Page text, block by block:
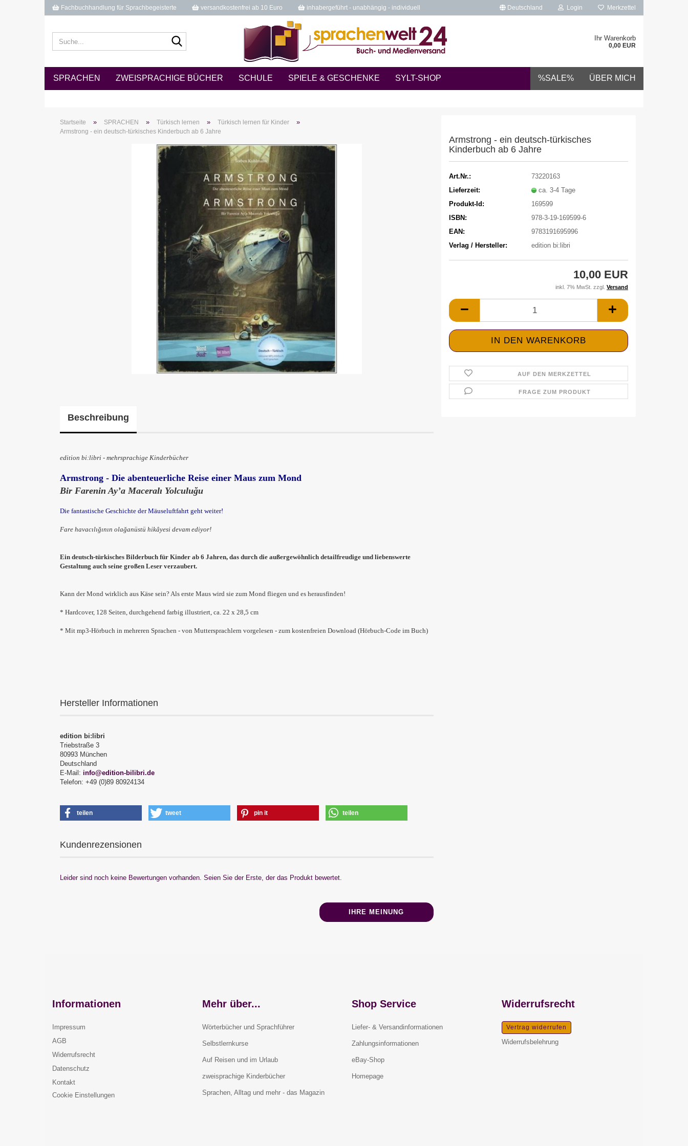
Fachbuchhandlung für Sprachbegeisterte versandkostenfrei ab 10 Euro inhabergeführt - unabhängig - individuell Deutschland Login Merkzettel
Ihr Warenkorb
0,00 EUR
SPRACHEN ZWEISPRACHIGE BÜCHER SCHULE SPIELE & GESCHENKE SYLT-SHOP %SALE% ÜBER MICH
Startseite » SPRACHEN » Türkisch lernen » Türkisch lernen für Kinder »
Armstrong - ein deutsch-türkisches Kinderbuch ab 6 Jahre
Armstrong - ein deutsch-türkisches
Kinderbuch ab 6 Jahre
Art.Nr.:
73220163
Lieferzeit:
ca. 3-4 Tage
Produkt-Id:
169599
ISBN:
978-3-19-169599-6
EAN:
9783191695996
Verlag / Hersteller:
edition bi:libri
10,00 EUR
inkl. 7% MwSt. zzgl. Versand
AUF DEN MERKZETTEL
FRAGE ZUM PRODUKT
Beschreibung
edition bi:libri - mehrsprachige Kinderbücher
Armstrong - Die abenteuerliche Reise einer Maus zum Mond
Bir Farenin Ay’a Maceralı Yolculuğu
Die fantastische Geschichte der Mäuseluftfahrt geht weiter!
Fare havacılığının olağanüstü hikâyesi devam ediyor!
Ein deutsch-türkisches Bilderbuch für Kinder ab 6 Jahren, das durch die außergewöhnlich detailfreudige und liebenswerte
Gestaltung auch seine großen Leser verzaubert.
Kann der Mond wirklich aus Käse sein? Als erste Maus wird sie zum Mond fliegen und es herausfinden!
* Hardcover, 128 Seiten, durchgehend farbig illustriert, ca. 22 x 28,5 cm
* Mit mp3-Hörbuch in mehreren Sprachen - von Muttersprachlern vorgelesen - zum kostenfreien Download (Hörbuch-Code im Buch)
Hersteller Informationen
edition bi:libri
Triebstraße 3
80993 München
Deutschland
E-Mail: info@edition-bilibri.de
Telefon: +49 (0)89 80924134
teilen tweet pin it teilen
Kundenrezensionen
Leider sind noch keine Bewertungen vorhanden. Seien Sie der Erste, der das Produkt bewertet.
IHRE MEINUNG
Informationen
Impressum
AGB
Widerrufsrecht
Datenschutz
Kontakt
Cookie Einstellungen
Mehr über...
Wörterbücher und Sprachführer
Selbstlernkurse
Auf Reisen und im Urlaub
zweisprachige Kinderbücher
Sprachen, Alltag und mehr - das Magazin
Shop Service
Liefer- & Versandinformationen
Zahlungsinformationen
eBay-Shop
Homepage
Widerrufsrecht
Vertrag widerrufen
Widerrufsbelehrung